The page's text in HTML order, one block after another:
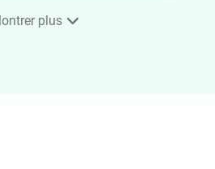
plus